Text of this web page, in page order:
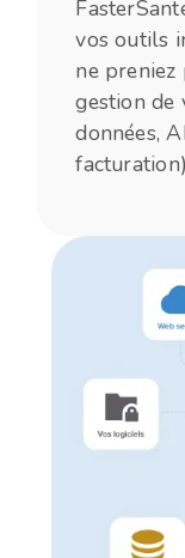
vos outils
ne preniez
gestion de
données,